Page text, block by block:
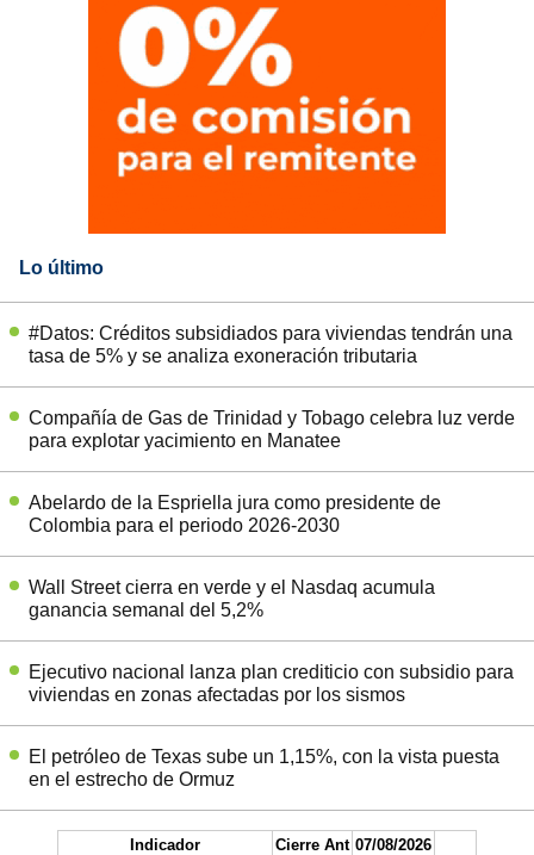
Lo último
#Datos: Créditos subsidiados para viviendas tendrán una
tasa de 5% y se analiza exoneración tributaria
Compañía de Gas de Trinidad y Tobago celebra luz verde
para explotar yacimiento en Manatee
Abelardo de la Espriella jura como presidente de
Colombia para el periodo 2026-2030
Wall Street cierra en verde y el Nasdaq acumula
ganancia semanal del 5,2%
Ejecutivo nacional lanza plan crediticio con subsidio para
viviendas en zonas afectadas por los sismos
El petróleo de Texas sube un 1,15%, con la vista puesta
en el estrecho de Ormuz
Indicador Cierre Ant 07/08/2026